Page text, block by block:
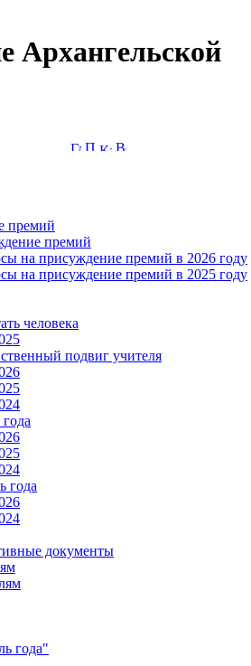
Архангельской
премий
премий
на присуждение премий в 2026 году
на присуждение премий в 2025 году
человека
подвиг учителя
года
документы
года"